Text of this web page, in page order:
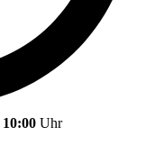
10:00 Uhr